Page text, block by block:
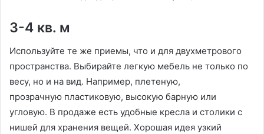
3-4 кв. м
Используйте те же приемы, что и для двухметрового
пространства. Выбирайте легкую мебель не только по
весу, но и на вид. Например, плетеную,
прозрачную пластиковую, высокую барную или
угловую. В продаже есть удобные кресла и столики с
нишей для хранения вещей. Хорошая идея узкий